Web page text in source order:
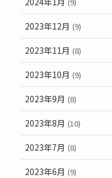
2023年12月 (9)
2023年11月 (8)
2023年10月 (9)
2023年9月 (8)
2023年8月 (10)
2023年7月 (8)
2023年6月 (9)